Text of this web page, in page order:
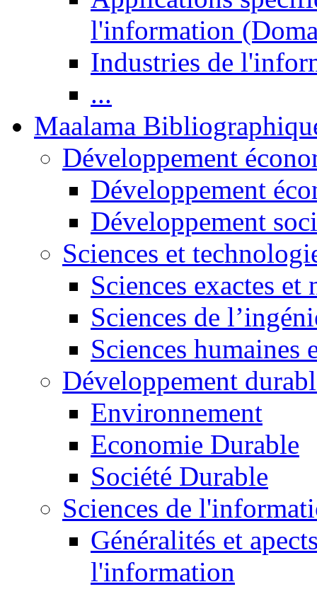
l'information
Industries de
...
Maalama
Développement
Développement
Développement
Sciences et
Sciences exactes et
Sciences de
Sciences humaines
Développement
Environnement
Economie Durable
Société Durable
Sciences de
Généralités et
l'information